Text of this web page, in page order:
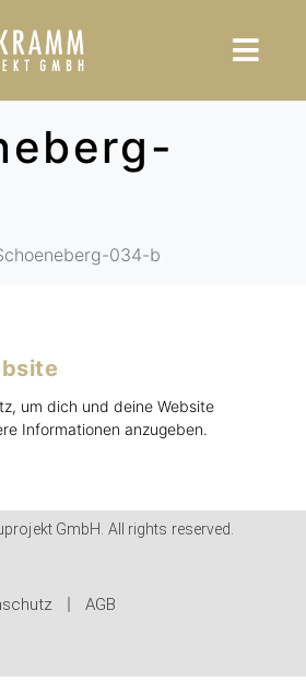
034-b
um dich und deine Website
Informationen anzugeben.
GmbH. All rights reserved.
AGB